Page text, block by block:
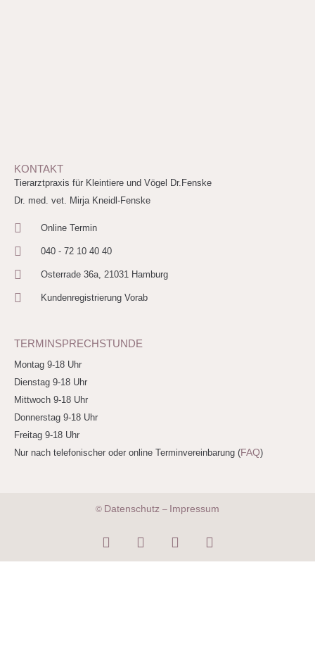
KONTAKT
Tierarztpraxis für Kleintiere und Vögel Dr.Fenske
Dr. med. vet. Mirja Kneidl-Fenske
Online Termin
040 - 72 10 40 40
Osterrade 36a, 21031 Hamburg
Kundenregistrierung Vorab
TERMINSPRECHSTUNDE
Montag 9-18 Uhr
Dienstag 9-18 Uhr
Mittwoch 9-18 Uhr
Donnerstag 9-18 Uhr
Freitag 9-18 Uhr
Nur nach telefonischer oder online Terminvereinbarung (FAQ)
© Datenschutz – Impressum